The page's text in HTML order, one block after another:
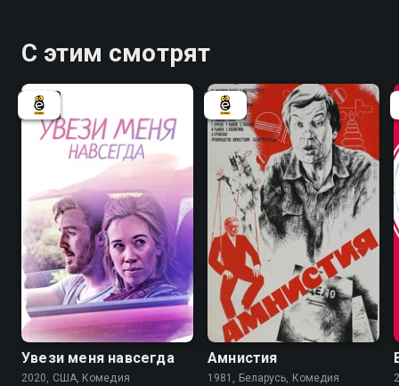
С этим смотрят
Увези меня навсегда
2020, США, Комедия
6.6
Амнистия
1981, Беларусь, Комедия